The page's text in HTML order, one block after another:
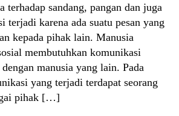
terhadap sandang, pangan dan juga
terjadi karena ada suatu pesan yang
kepada pihak lain. Manusia
membutuhkan komunikasi
manusia yang lain. Pada
yang terjadi terdapat seorang
pihak […]